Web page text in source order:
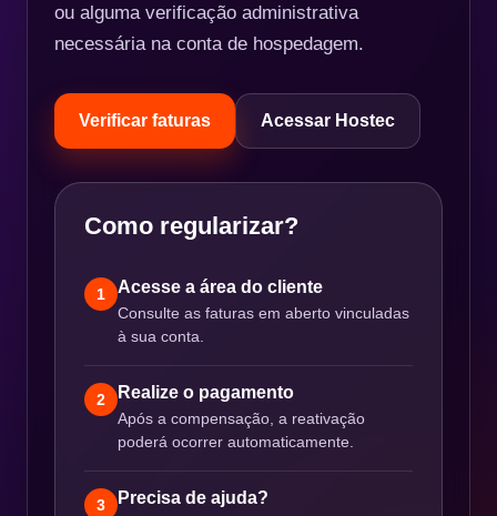
ou alguma verificação administrativa
necessária na conta de hospedagem.
Verificar faturas Acessar Hostec
Como regularizar?
1 Acesse a área do cliente
Consulte as faturas em aberto vinculadas
à sua conta.
2 Realize o pagamento
Após a compensação, a reativação
poderá ocorrer automaticamente.
3 Precisa de ajuda?